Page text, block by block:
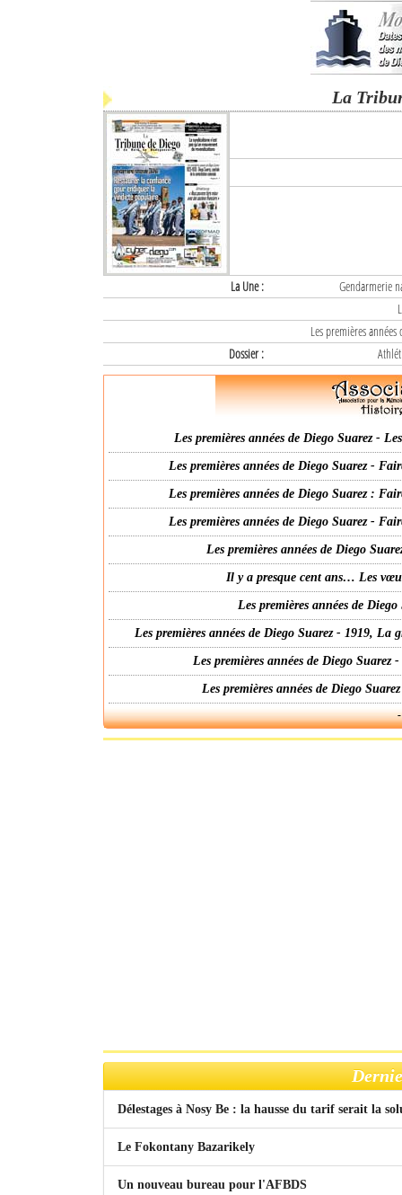
La
La Une :
Gendarmerie
Les premières
Dossier :
Les premières années de Diego Suarez -
Les premières années de Diego Suarez -
Les premières années de Diego Suarez :
Les premières années de Diego Suarez -
Les premières années de Diego
Il y a presque cent ans… Les
Les premières années de
Les premières années de Diego Suarez - 1919,
Les premières années de Diego
Les premières années de Diego
Délestages à Nosy Be : la hausse du tarif serait la
Le Fokontany Bazarikely
Un nouveau bureau pour l'AFBDS